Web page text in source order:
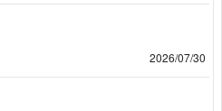
2026/07/30